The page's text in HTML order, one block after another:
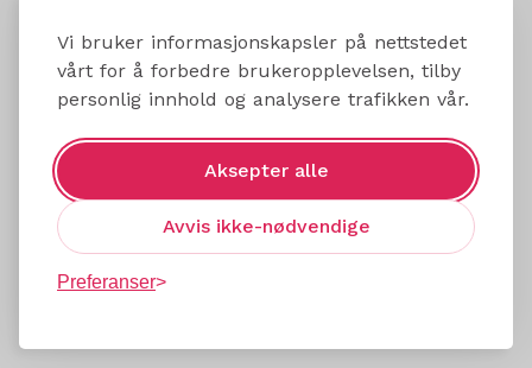
Vi bruker informasjonskapsler på nettstedet
vårt for å forbedre brukeropplevelsen, tilby
personlig innhold og analysere trafikken vår.
Aksepter alle
Avvis ikke-nødvendige
Preferanser